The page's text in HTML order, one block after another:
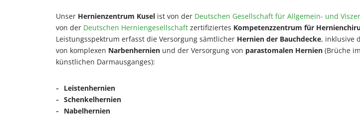
Unser Hernienzentrum Kusel ist von der Deutschen Gesellschaft für Allgemein- und
von der Deutschen Herniengesellschaft zertifiziertes Kompetenzzentrum für
Leistungsspektrum erfasst die Versorgung sämtlicher Hernien der Bauchdecke, inklusive
von komplexen Narbenhernien und der Versorgung von parastomalen Hernien (Brüche
künstlichen Darmausganges):
Leistenhernien
Schenkelhernien
Nabelhernien